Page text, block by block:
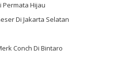
Permata Hijau
Di Jakarta Selatan
Conch Di Bintaro